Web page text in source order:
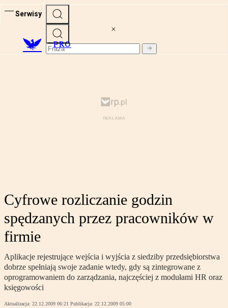
Serwisy
PRO
Cyfrowe rozliczanie godzin
spędzanych przez pracowników w
firmie
Aplikacje rejestrujące wejścia i wyjścia z siedziby przedsiębiorstwa
dobrze spełniają swoje zadanie wtedy, gdy są zintegrowane z
oprogramowaniem do zarządzania, najczęściej z modułami HR oraz
księgowości
Aktualizacja: 22.12.2009 06:21 Publikacja: 22.12.2009 05:00